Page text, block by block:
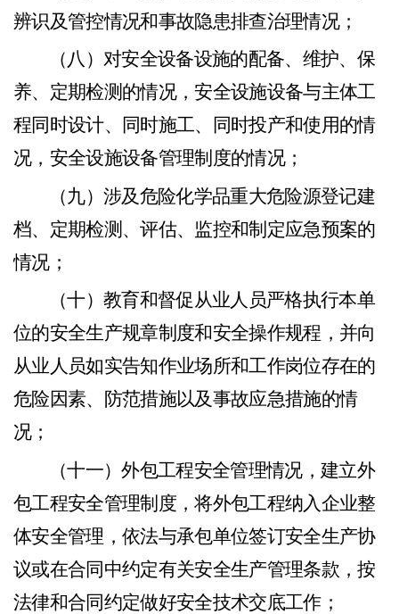
辨识及管控情况和事故隐患排查治理情况；
（八）对安全设备设施的配备、维护、保
养、定期检测的情况，安全设施设备与主体工
程同时设计、同时施工、同时投产和使用的情
况，安全设施设备管理制度的情况；
（九）涉及危险化学品重大危险源登记建
档、定期检测 、评估、 监控和制定应急预案的
情况；
（十）教育和督促从业人员严格执行本单
位的安全生产规章制度和安全操作规程，并向
从业人员如实告知作业场所和工作岗位存在的
危险因素、 防范措施以及事故应急措施的情
况；
（十一）外包工程安全管理情况，建立外
包工程安全管理制度，将外包工程纳入企业整
体安全管理，依法与承包单位签订安全生产协
议或在合同中约定有关安全生产管理条款 ，按
法律和合同约定做好安全技术交底工作；